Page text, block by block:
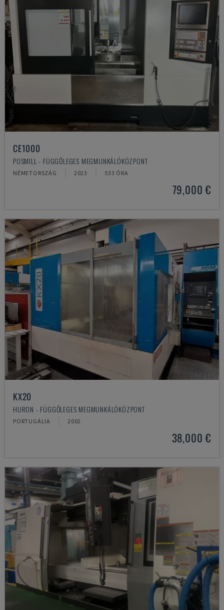
CE1000
POSMILL - FÜGGŐLEGES MEGMUNKÁLÓKÖZPONT
NÉMETORSZÁG 2023 533 ÓRA
79,000 €
KX20
HURON - FÜGGŐLEGES MEGMUNKÁLÓKÖZPONT
PORTUGÁLIA 2002
38,000 €